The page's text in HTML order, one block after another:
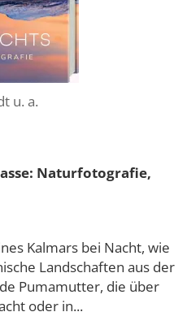
u. a.
Naturfotografie,
Kalmars bei Nacht, wie
Landschaften aus der
Pumamutter, die über
oder in...